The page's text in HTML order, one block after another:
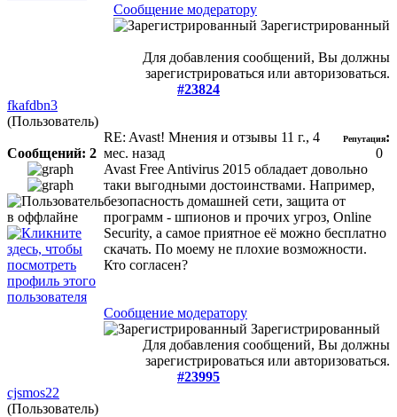
Сообщение модератору
Зарегистрированный
Для добавления сообщений, Вы должны
зарегистрироваться или авторизоваться.
#23824
fkafdbn3
(Пользователь)
Сообщений: 2
RE: Avast! Мнения и отзывы 11 г., 4
мес. назад
Репутация:
0
Avast Free Antivirus 2015 обладает довольно
таки выгодными достоинствами. Например,
безопасность домашней сети, защита от
программ - шпионов и прочих угроз, Online
Security, а самое приятное её можно бесплатно
скачать. По моему не плохие возможности.
Кто согласен?
Сообщение модератору
Зарегистрированный
Для добавления сообщений, Вы должны
зарегистрироваться или авторизоваться.
#23995
cjsmos22
(Пользователь)